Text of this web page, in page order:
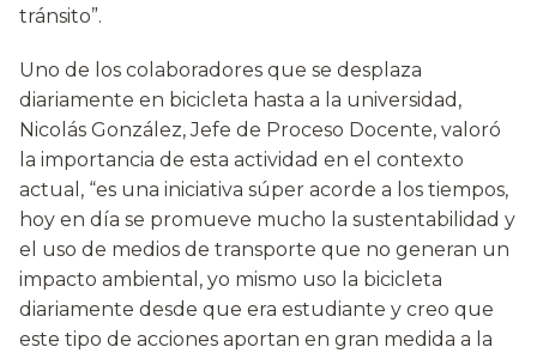
tránsito”.
Uno de los colaboradores que se desplaza
diariamente en bicicleta hasta a la universidad,
Nicolás González, Jefe de Proceso Docente, valoró
la importancia de esta actividad en el contexto
actual, “es una iniciativa súper acorde a los tiempos,
hoy en día se promueve mucho la sustentabilidad y
el uso de medios de transporte que no generan un
impacto ambiental, yo mismo uso la bicicleta
diariamente desde que era estudiante y creo que
este tipo de acciones aportan en gran medida a la